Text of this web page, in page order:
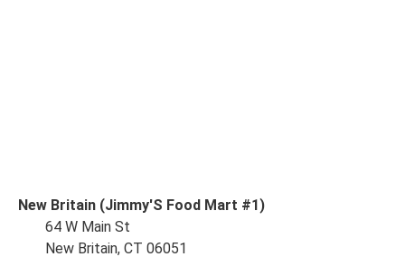
New Britain (Jimmy'S Food Mart #1)
64 W Main St
New Britain, CT 06051